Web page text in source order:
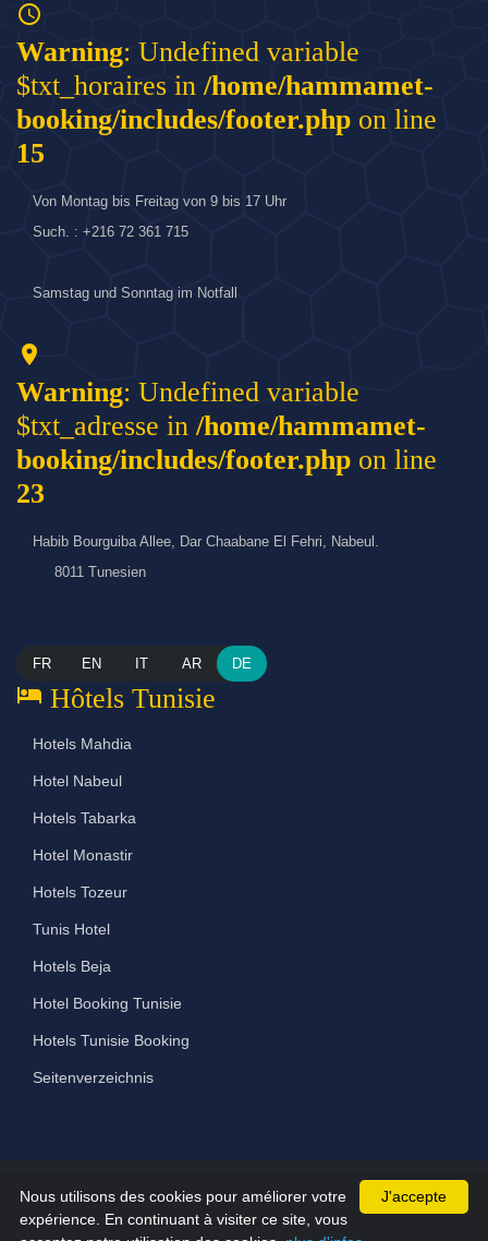
access_time
Warning: Undefined variable
$txt_horaires in /home/hammamet-
booking/includes/footer.php on line
15
Von Montag bis Freitag von 9 bis 17 Uhr
Such. : +216 72 361 715
Samstag und Sonntag im Notfall
location_on
Warning: Undefined variable
$txt_adresse in /home/hammamet-
booking/includes/footer.php on line
23
Habib Bourguiba Allee, Dar Chaabane El Fehri, Nabeul.
8011 Tunesien
FR EN IT AR DE
hotel Hôtels Tunisie
Hotels Mahdia
Hotel Nabeul
Hotels Tabarka
Hotel Monastir
Hotels Tozeur
Tunis Hotel
Hotels Beja
Hotel Booking Tunisie
Hotels Tunisie Booking
Seitenverzeichnis
©2026 All Rights Reserved hammamet-hotels.com
J'accepte
Nous utilisons des cookies pour améliorer votre
expérience. En continuant à visiter ce site, vous